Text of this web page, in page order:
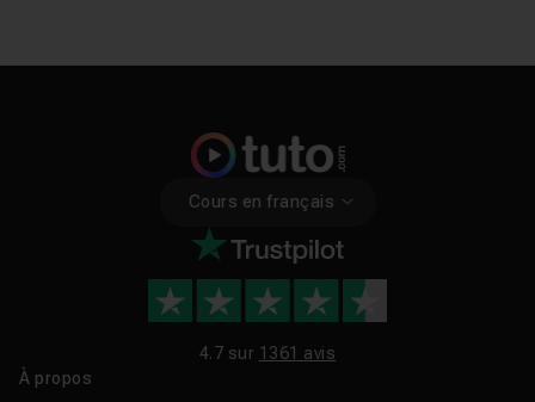
Cours en français
4.7 sur 1361 avis
À propos